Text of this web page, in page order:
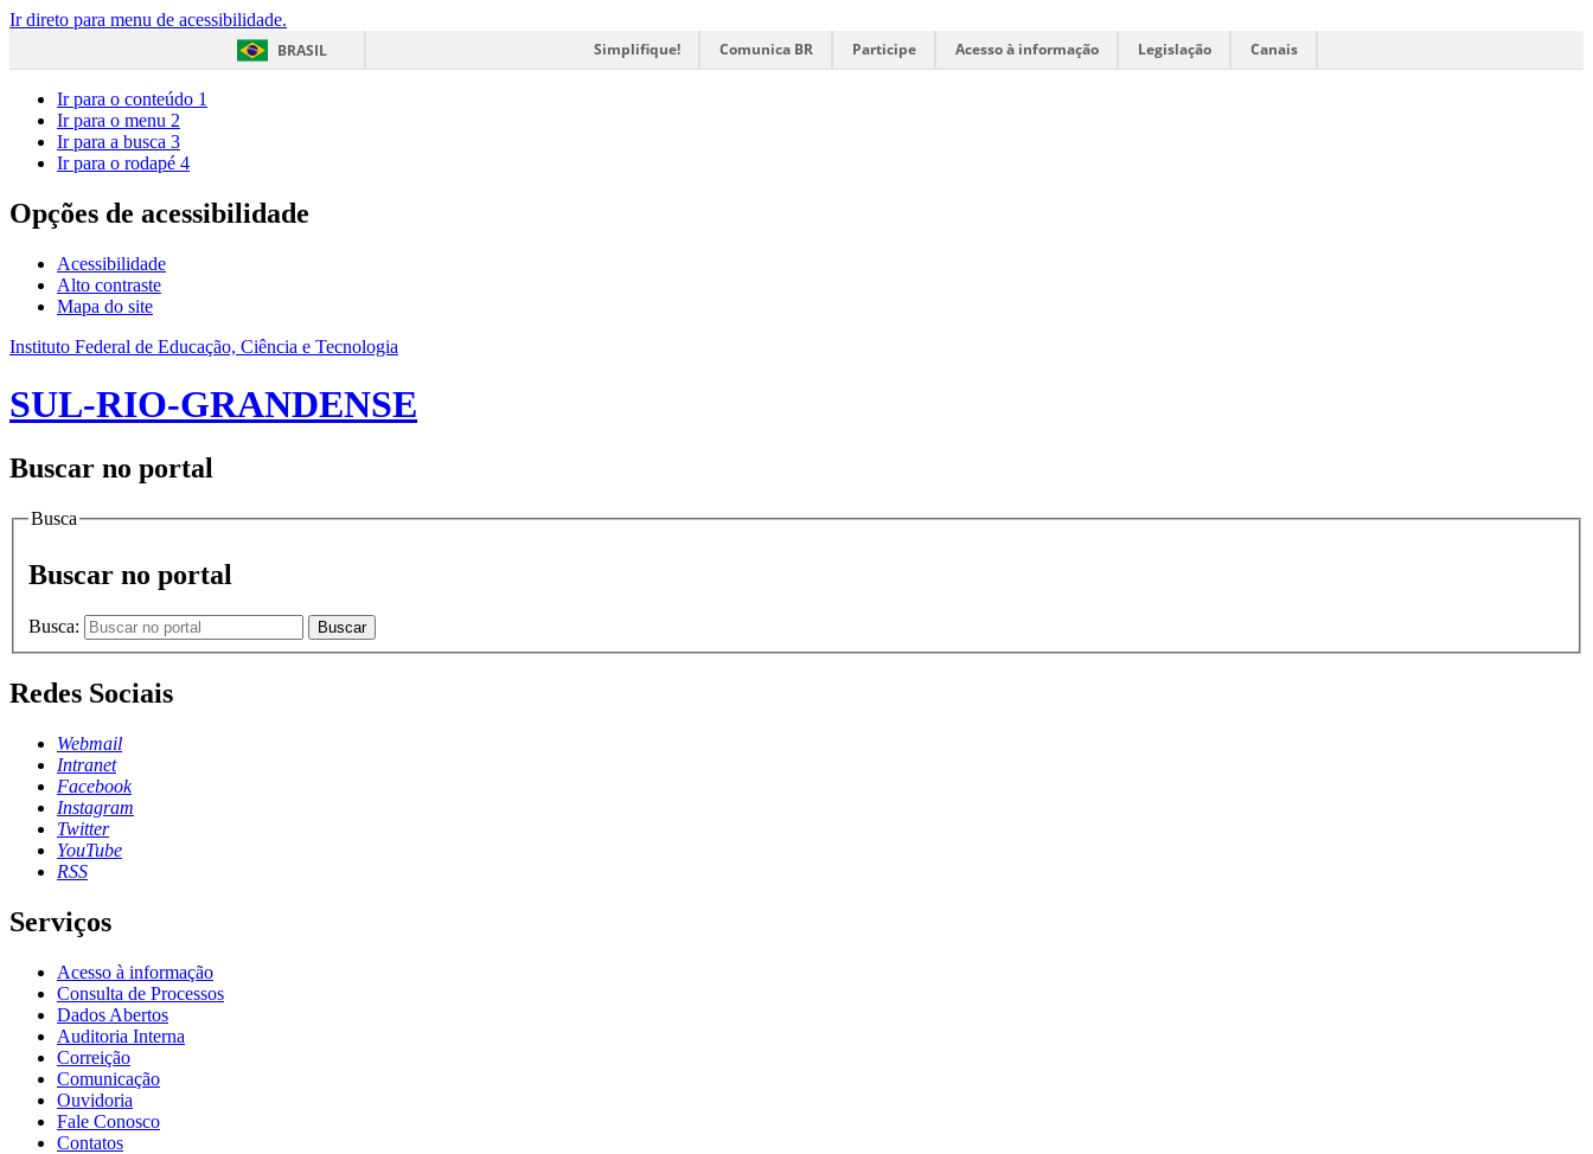
Ir direto para menu de acessibilidade.
BRASIL
Simplifique! Comunica BR Participe Acesso à informação Legislação Canais
Ir para o conteúdo 1
Ir para o menu 2
Ir para a busca 3
Ir para o rodapé 4
Opções de acessibilidade
Acessibilidade
Alto contraste
Mapa do site
Instituto Federal de Educação, Ciência e Tecnologia
SUL-RIO-GRANDENSE
Buscar no portal
Busca
Buscar no portal
Busca: Buscar
Redes Sociais
Webmail
Intranet
Facebook
Instagram
Twitter
YouTube
RSS
Serviços
Acesso à informação
Consulta de Processos
Dados Abertos
Auditoria Interna
Correição
Comunicação
Ouvidoria
Fale Conosco
Contatos